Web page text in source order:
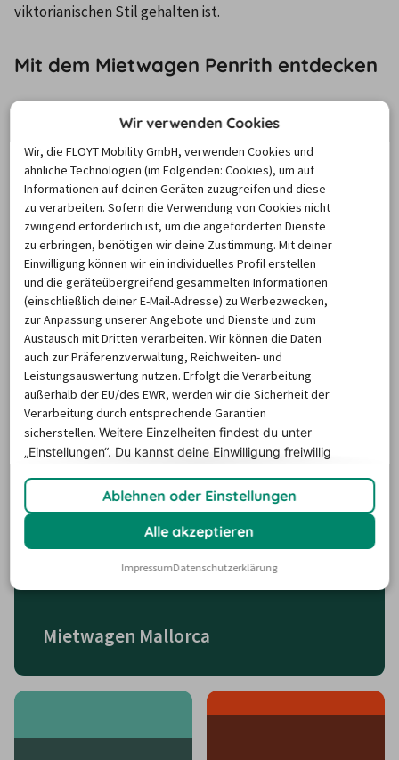
viktorianischen Stil gehalten ist.
Mit dem Mietwagen Penrith entdecken
Mit dem Mietwagen Penrith und Umgebung erkundend,
können Sie auch die weltbekannte Sehenswürdigkeit,
das Opera House in Sydney, schnell erreichen. Dieses
befindet sich gleich neben den ebenfalls sehr
bemerkenswerten Royal Botanic Gardens und ist längst
zum wohl wichtigsten Wahrzeichen der Stadt avanciert.
Weitere Highlights vor Ort sind neben der Hafenbrücke
und der Altstadt mit ihren viktorianischen Lagerhäusern
der 305 m hohe Sydney Tower, von dem man eine
wunderbare Aussicht auf die Stadt und den Hafen
genießen kann. Sehenswert ist zudem der
Amüsierdistrikt Kings Cross, der mit seinen vielen
Kneipen, Bars und Vergnügungsstätten ebenfalls
unzählige Besucher von weither anlockt.
Die beliebtesten Reiseziele
Mietwagen Mallorca
Wir verwenden Cookies
Wir, die FLOYT Mobility GmbH, verwenden Cookies und
ähnliche Technologien (im Folgenden: Cookies), um auf
Informationen auf deinen Geräten zuzugreifen und diese
zu verarbeiten. Sofern die Verwendung von Cookies nicht
zwingend erforderlich ist, um die angeforderten Dienste
zu erbringen, benötigen wir deine Zustimmung. Mit deiner
Einwilligung können wir ein individuelles Profil erstellen
und die geräteübergreifend gesammelten Informationen
(einschließlich deiner E-Mail-Adresse) zu Werbezwecken,
zur Anpassung unserer Angebote und Dienste und zum
Austausch mit Dritten verarbeiten. Wir können die Daten
auch zur Präferenzverwaltung, Reichweiten- und
Leistungsauswertung nutzen. Erfolgt die Verarbeitung
außerhalb der EU/des EWR, werden wir die Sicherheit der
Verarbeitung durch entsprechende Garantien
sicherstellen.Weitere Einzelheiten findest du unter
„Einstellungen“. Du kannst deine Einwilligung freiwillig
Ablehnen oder Einstellungen
Alle akzeptieren
ImpressumDatenschutzerklärung